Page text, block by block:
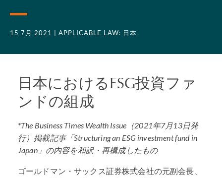
15 7月 2021 | APPLICABLE LAW: 日本
日本におけるESG投資ファ
ンドの組成
*The Business Times Wealth Issue（2021年7月13日発
行）掲載記事「Structuring an ESG investment fund in
Japan」の内容を和訳・再構成したもの
ゴールドマン・サックス証券株式会社の元副会長、